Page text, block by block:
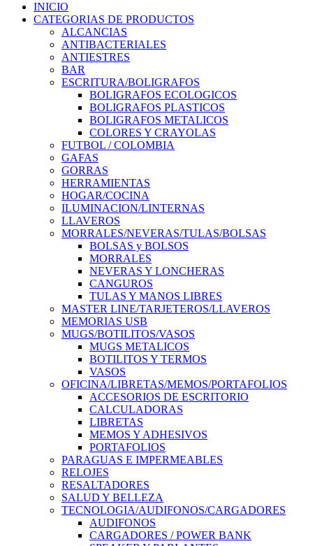
INICIO
CATEGORIAS DE PRODUCTOS
ALCANCIAS
ANTIBACTERIALES
ANTIESTRES
BAR
ESCRITURA/BOLIGRAFOS
BOLIGRAFOS ECOLOGICOS
BOLIGRAFOS PLASTICOS
BOLIGRAFOS METALICOS
COLORES Y CRAYOLAS
FUTBOL / COLOMBIA
GAFAS
GORRAS
HERRAMIENTAS
HOGAR/COCINA
ILUMINACION/LINTERNAS
LLAVEROS
MORRALES/NEVERAS/TULAS/BOLSAS
BOLSAS y BOLSOS
MORRALES
NEVERAS Y LONCHERAS
CANGUROS
TULAS Y MANOS LIBRES
MASTER LINE/TARJETEROS/LLAVEROS
MEMORIAS USB
MUGS/BOTILITOS/VASOS
MUGS METALICOS
BOTILITOS Y TERMOS
VASOS
OFICINA/LIBRETAS/MEMOS/PORTAFOLIOS
ACCESORIOS DE ESCRITORIO
CALCULADORAS
LIBRETAS
MEMOS Y ADHESIVOS
PORTAFOLIOS
PARAGUAS E IMPERMEABLES
RELOJES
RESALTADORES
SALUD Y BELLEZA
TECNOLOGIA/AUDIFONOS/CARGADORES
AUDIFONOS
CARGADORES / POWER BANK